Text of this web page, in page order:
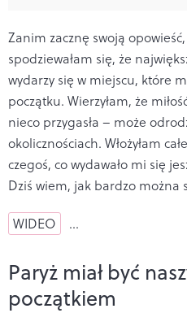
Zanim zacznę swoją
spodziewałam się, że
wydarzy się w miejscu, które
początku. Wierzyłam, że
nieco przygasła – może
okolicznościach. Włożyłam
czegoś, co wydawało mi się
Dziś wiem, jak bardzo można
WIDEO …
Paryż miał być
początkiem